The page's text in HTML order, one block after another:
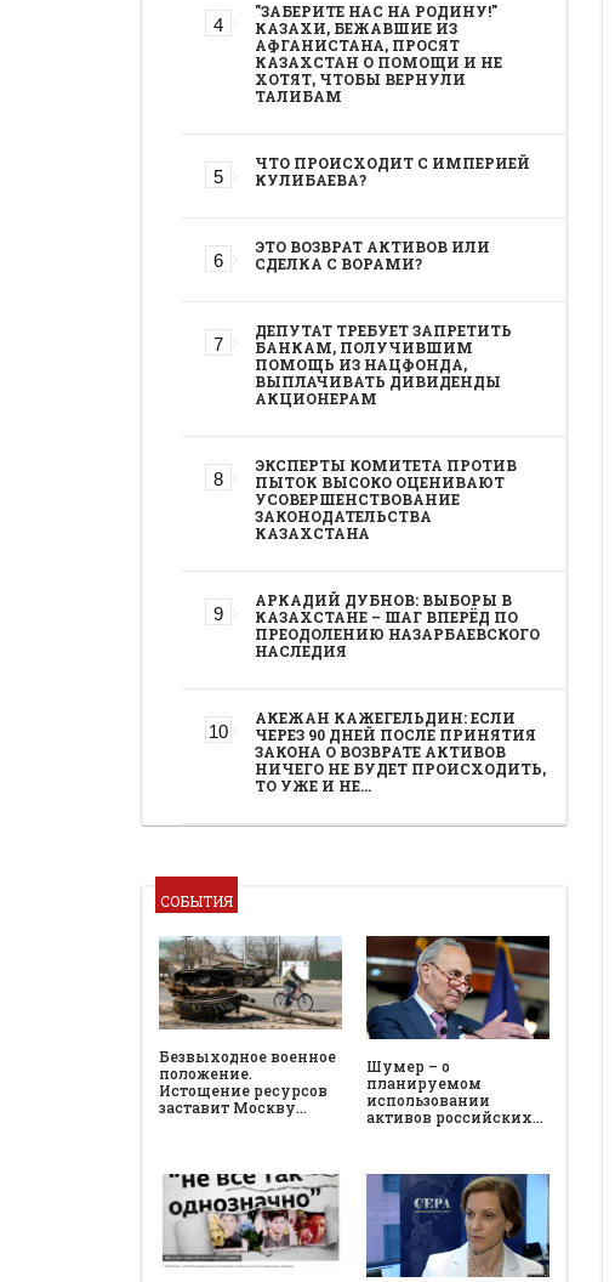
"ЗАБЕРИТЕ НАС НА РОДИНУ!"
КАЗАХИ, БЕЖАВШИЕ ИЗ
АФГАНИСТАНА, ПРОСЯТ
КАЗАХСТАН О ПОМОЩИ И НЕ
ХОТЯТ, ЧТОБЫ ВЕРНУЛИ
ТАЛИБАМ
ЧТО ПРОИСХОДИТ С ИМПЕРИЕЙ
КУЛИБАЕВА?
ЭТО ВОЗВРАТ АКТИВОВ ИЛИ
СДЕЛКА С ВОРАМИ?
ДЕПУТАТ ТРЕБУЕТ ЗАПРЕТИТЬ
БАНКАМ, ПОЛУЧИВШИМ
ПОМОЩЬ ИЗ НАЦФОНДА,
ВЫПЛАЧИВАТЬ ДИВИДЕНДЫ
АКЦИОНЕРАМ
ЭКСПЕРТЫ КОМИТЕТА ПРОТИВ
ПЫТОК ВЫСОКО ОЦЕНИВАЮТ
УСОВЕРШЕНСТВОВАНИЕ
ЗАКОНОДАТЕЛЬСТВА
КАЗАХСТАНА
АРКАДИЙ ДУБНОВ: ВЫБОРЫ В
КАЗАХСТАНЕ – ШАГ ВПЕРЁД ПО
ПРЕОДОЛЕНИЮ НАЗАРБАЕВСКОГО
НАСЛЕДИЯ
АКЕЖАН КАЖЕГЕЛЬДИН: ЕСЛИ
ЧЕРЕЗ 90 ДНЕЙ ПОСЛЕ ПРИНЯТИЯ
ЗАКОНА О ВОЗВРАТЕ АКТИВОВ
НИЧЕГО НЕ БУДЕТ ПРОИСХОДИТЬ,
ТО УЖЕ И НЕ…
СОБЫТИЯ
Безвыходное военное
положение.
Истощение ресурсов
заставит Москву…
Шумер – о
планируемом
использовании
активов российских…